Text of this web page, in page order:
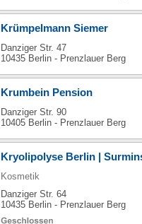
Krümpelmann Siemer
Danziger Str. 47
10435 Berlin - Prenzlauer Berg
Krumbein Pension
Danziger Str. 90
10405 Berlin - Prenzlauer Berg
Kryolipolyse Berlin |
Kosmetik
Danziger Str. 64
10435 Berlin - Prenzlauer Berg